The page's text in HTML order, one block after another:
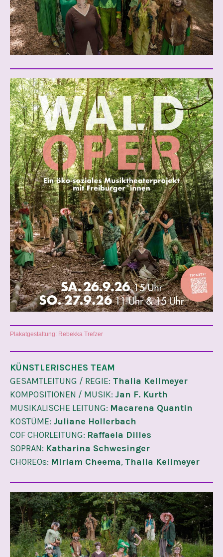
Plakatgestaltung: Rebekka Trefzer
KÜNSTLERISCHES TEAM
GESAMTLEITUNG / REGIE: Thalia Kellmeyer
KOMPOSITIONEN / MUSIK: Jan F. Kurth
MUSIKALISCHE LEITUNG: Macarena Quantin
KOSTÜME: Juliane Hollerbach
COF CHORLEITUNG: Raffaela Dilles
SOPRAN: Katharina Schwesinger
CHOREOs: Miriam Cheema,Thalia Kellmeyer